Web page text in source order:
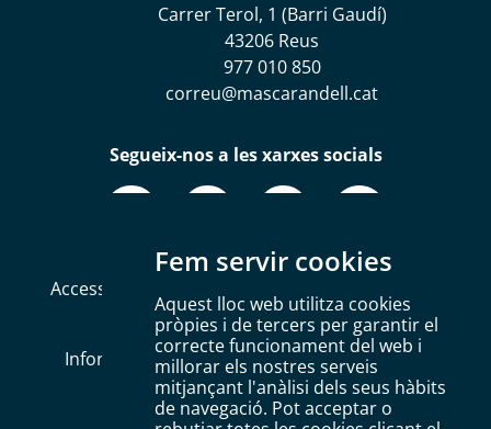
Fem servir cookies
Aquest lloc web utilitza cookies
pròpies i de tercers per garantir el
correcte funcionament del web i
millorar els nostres serveis
mitjançant l'anàlisi dels seus hàbits
de navegació. Pot acceptar o
Carrer Terol, 1 (Barri Gaudí)
43206 Reus
977 010 850
correu@mascarandell.cat
Segueix-nos a les xarxes socials
Accessibilitat
Avís legal
Política de privacitat
Informació Bàsica RGPD
Configurar Cookies